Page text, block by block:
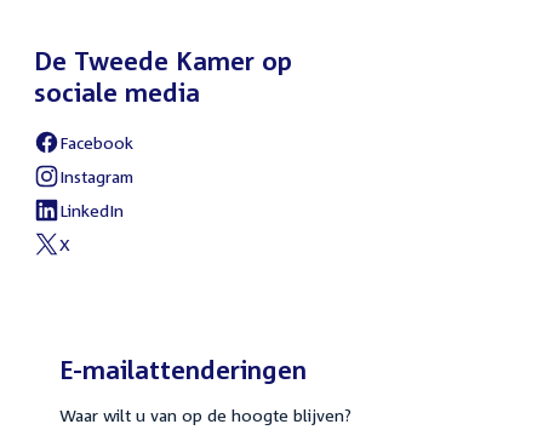
De Tweede Kamer op
sociale media
External
link:
Facebook
External
link:
Instagram
External
link:
LinkedIn
External
X
E-mailattenderingen
Waar wilt u van op de hoogte blijven?